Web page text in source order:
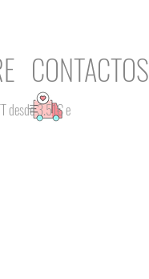
CONTACTOS
desde 3.51€ e